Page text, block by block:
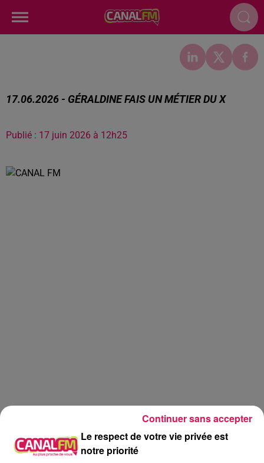
17.06.2026 - GÉRALDINE FAIS UN MÉTIER DU X
Publié : 17 juin 2026 à 12h25
Le respect de votre vie privée est
notre priorité
Continuer sans accepter